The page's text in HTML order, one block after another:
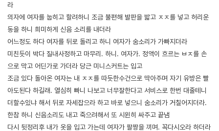
라
의자에 여자를 눕히고 할려하니 조금 불편해 발판을 밟고 ㅈㅈ를 넣고 허리운
동을 하니 희미하게 신음 소리를 내더라
어느정도 하다 여자를 뒤로 돌리고 하니 여자가 숨소리가 가빠지더라
미친듯이 박다 질내사정하고 마무리. 하니. 여자가. 정액이 흐르는 ㅂㅈ를 손
으로 막고 어딘가로 가더라 당근 미니스커트는 입고
조금 있다 돌아온 여자는 내 ㅈㅈ를 따듯한수건으로 딱아주며 자기 유방은 빨
아도된다 하길래. 열심히 빠니 나보고 너무잘한다고 서비스로 한번 대줄테니
더할수있냐 해서 뒤로 자세잡으라 하고 바로 넣으니 숨소리가 거칠어지더라.
한참 하니 신음소리도 내고 죽으려해서 또 시윈히 싸주고 끝냄
다시 뒷정리후 내가 옷을 입고 가는데 여자가 팔짱을 끼며. 꼭다시오라 하더라